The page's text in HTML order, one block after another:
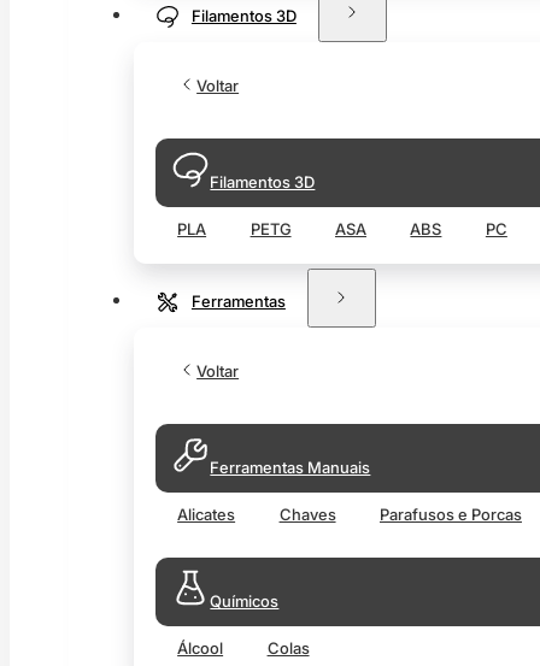
Filamentos 3D
Voltar
Filamentos 3D
PLA PETG ASA ABS PC
Ferramentas
Voltar
Ferramentas Manuais
Alicates Chaves Parafusos e Porcas
Químicos
Álcool Colas